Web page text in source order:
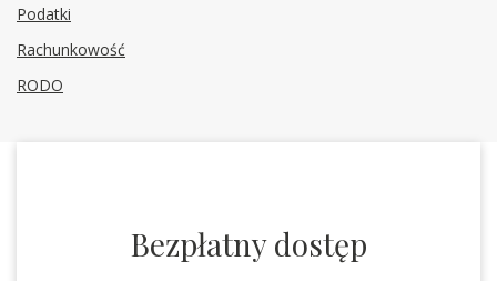
Podatki
Rachunkowość
RODO
Bezpłatny dostęp